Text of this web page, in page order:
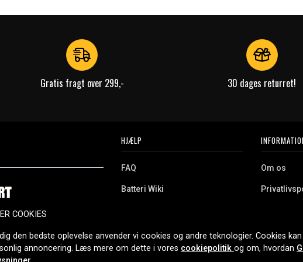
Gratis fragt over 299,- 30 dages returret!
reservedele. Vi tilbyder et
husholdning og meget
Sikker nethandel siden
HJÆLP
FAQ
Batteri Wiki
Erhvervskunde
Om os
Cookies
COOKIES
den bedste oplevelse anvender vi cookies og andre teknologier. Cookies
annoncering. Læs mere om dette i vores cookiepolitik og om, hvordan